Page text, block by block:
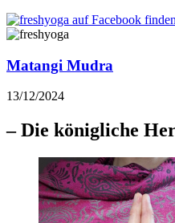
Matangi Mudra
13/12/2024
– Die königliche